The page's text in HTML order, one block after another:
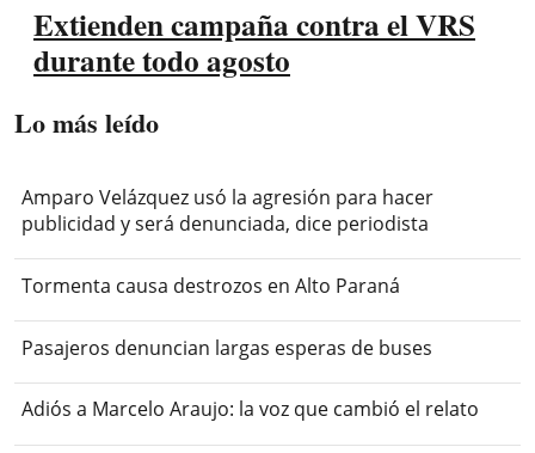
Extienden campaña contra el VRS
durante todo agosto
Lo más leído
Amparo Velázquez usó la agresión para hacer
publicidad y será denunciada, dice periodista
Tormenta causa destrozos en Alto Paraná
Pasajeros denuncian largas esperas de buses
Adiós a Marcelo Araujo: la voz que cambió el relato